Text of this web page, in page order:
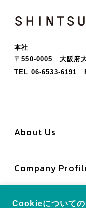
SHINTSU
本社
〒550-0005 大阪府
TEL 06-6533-6191
About Us
Company
News
Cookieについて